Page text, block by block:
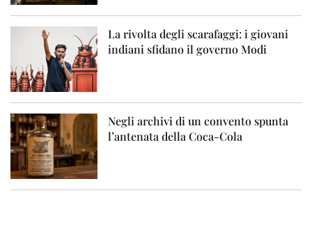
La rivolta degli scarafaggi: i giovani
indiani sfidano il governo Modi
Negli archivi di un convento spunta
l’antenata della Coca-Cola